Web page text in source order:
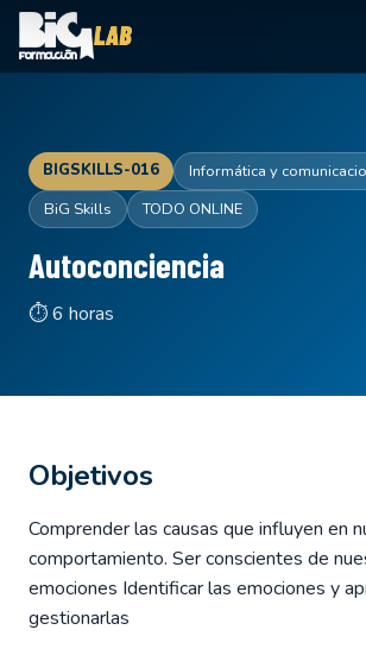
BIGSKILLS-016
Informática y
BiG Skills
TODO ONLINE
Autoconciencia
⏱ 6 horas
Objetivos
Comprender las causas que influyen en
comportamiento. Ser conscientes de
emociones Identificar las emociones y
gestionarlas